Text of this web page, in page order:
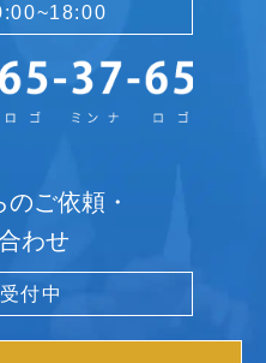
ご依頼・
わせ
付中